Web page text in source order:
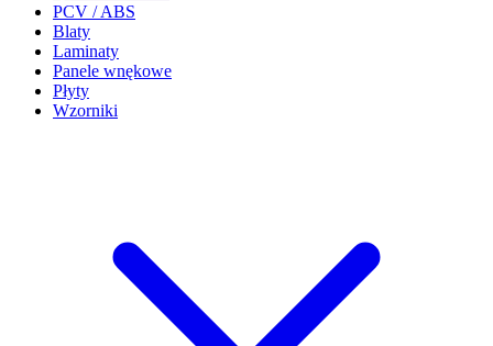
PCV / ABS
Blaty
Laminaty
Panele wnękowe
Płyty
Wzorniki